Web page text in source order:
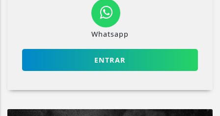
Whatsapp
ENTRAR